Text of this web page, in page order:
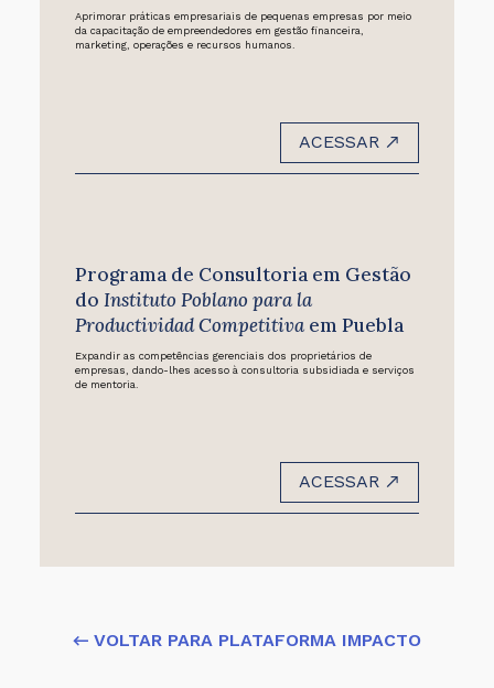
Aprimorar práticas empresariais de pequenas empresas por meio
da capacitação de empreendedores em gestão financeira,
marketing, operações e recursos humanos.
ACESSAR
Programa de Consultoria em Gestão
do Instituto Poblano para la
Productividad Competitivaem Puebla
Expandir as competências gerenciais dos proprietários de
empresas, dando-lhes acesso à consultoria subsidiada e serviços
de mentoria.
ACESSAR
← VOLTAR PARA PLATAFORMA IMPACTO